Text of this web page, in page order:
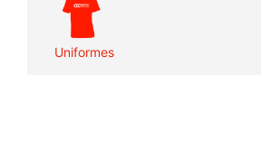
Uniformes